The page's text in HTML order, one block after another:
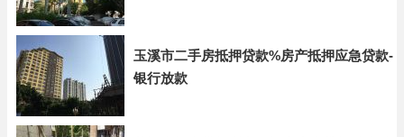
玉溪市二手房抵押贷款%房产抵押应急贷款-
银行放款